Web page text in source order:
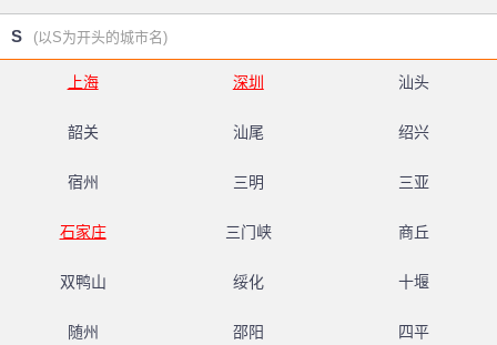
S (以S为开头的城市名)
上海 深圳 汕头
韶关 汕尾 绍兴
宿州 三明 三亚
石家庄 三门峡 商丘
双鸭山 绥化 十堰
随州 邵阳 四平